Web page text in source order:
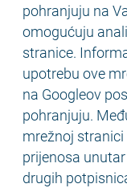
pohranjuju na
omogućuju
stranice.
upotrebu ove
na Googleov
pohranjuju.
mrežnoj
prijenosa
drugih